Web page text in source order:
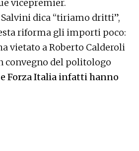
vicepremier.
dica “tiriamo dritti”,
riforma gli importi poco:
vietato a Roberto Calderoli
convegno del politologo
Forza Italia infatti hanno